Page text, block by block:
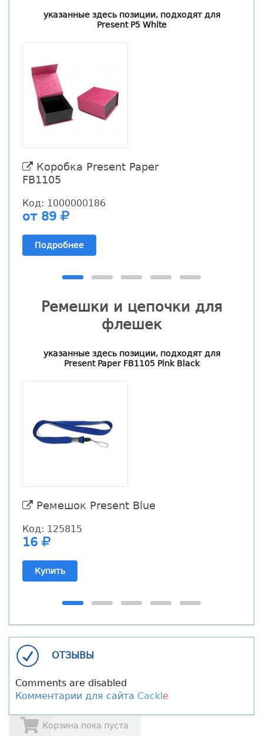
указанные здесь позиции, подходят для
Present P5 White
Коробка Present Paper
FB1105
Код: 1000000186
от 89
Подробнее
Ремешки и цепочки для
флешек
указанные здесь позиции, подходят для
Present Paper FB1105 Pink Black
Ремешок Present Blue
Код: 125815
16
Купить
ОТЗЫВЫ
Comments are disabled
Комментарии для сайта Cackle
Корзина пока пуста